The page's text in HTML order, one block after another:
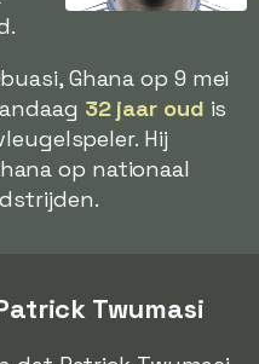
Ghana op 9 mei
32 jaar oud is
Hij
op nationaal
Twumasi